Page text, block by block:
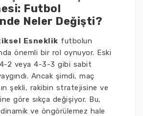
Futbol
Neler Değişti?
Esneklik futbolun
önemli bir rol oynuyor. Eski
2 veya 4-3-3 gibi sabit
Ancak şimdi, maç
şekli, rakibin stratejisine ve
göre sıkça değişiyor. Bu,
ve öngörülemez hale